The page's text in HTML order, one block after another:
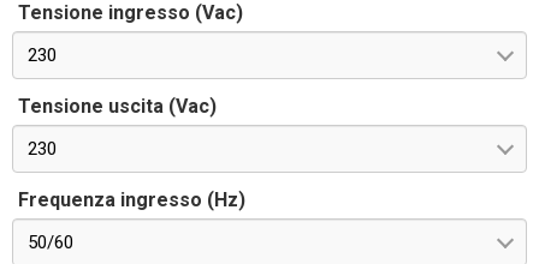
Tensione ingresso (Vac)
230
Tensione uscita (Vac)
230
Frequenza ingresso (Hz)
50/60